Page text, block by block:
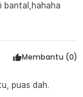
bantal,hahaha
Membantu (0)
hrga segitu, puas dah.